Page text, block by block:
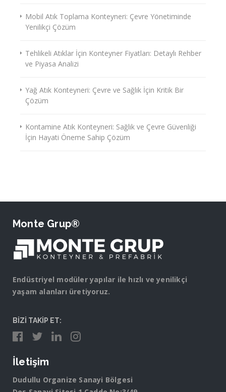
Mobil Atık Toplama Konteyneri: Çevre Yönetiminde
Yenilikçi Çözüm
Tehlikeli Atıklar İçin Konteyner Fiyatları: Detaylı Rehber
ve Piyasa Analizi
Yağ Atık Konteyneri: Çevre ve Sağlık İçin Kritik Bir
Çözüm
Kontamine Atık Konteyneri: Sağlık ve Çevre Güvenliği
İçin Hayati Öneme Sahip Çözüm
Monte Grup®
Endüstriyel modüler yapılar ile hızlı ve yenilikçi
yaşam alanları üretiyoruz.
BİZİ TAKİP ET:
İletişim
Dudullu Organize Sanayi Bölgesi